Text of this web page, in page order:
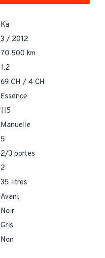
Ka
3 / 2012
70 500 km
1.2
69 CH / 4 CH
Essence
115
Manuelle
5
2/3 portes
2
35 litres
Avant
Noir
Gris
Non